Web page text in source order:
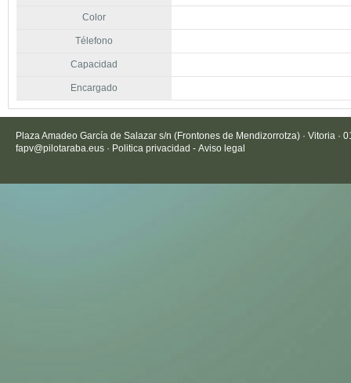
Color
Télefono
Capacidad
Encargado
Plaza Amadeo García de Salazar s/n (Frontones de Mendizorrotza) · Vitoria ·
fapv@pilotaraba.eus · Politica privacidad - Aviso legal